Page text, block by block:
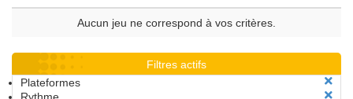
Aucun jeu ne correspond à vos critères.
Filtres actifs
Plateformes